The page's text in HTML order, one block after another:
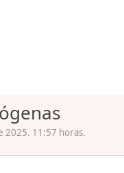
2025. 11:57 horas.